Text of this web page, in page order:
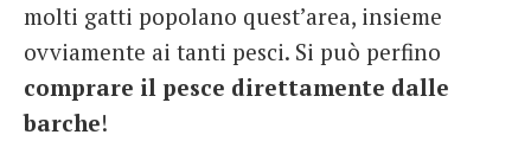
molti gatti popolano quest’area, insieme
ovviamente ai tanti pesci. Si può perfino
comprare il pesce direttamente dalle
barche!